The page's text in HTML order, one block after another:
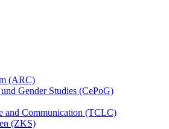
(ARC)
Gender Studies (CePoG)
and Communication (TCLC)
(ZKS)